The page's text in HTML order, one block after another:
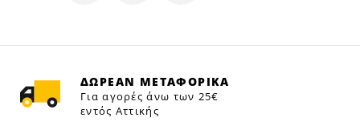
ΔΩΡΕΑΝ ΜΕΤΑΦΟΡΙΚΑ
Για αγορές άνω των 25€
εντός Αττικής